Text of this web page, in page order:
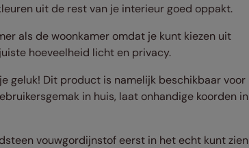
uit de rest van je interieur goed oppakt.
als de woonkamer omdat je kunt kiezen uit
hoeveelheid licht en privacy.
geluk! Dit product is namelijk beschikbaar voor
in huis, laat onhandige koorden in
vouwgordijnstof eerst in het echt kunt zien